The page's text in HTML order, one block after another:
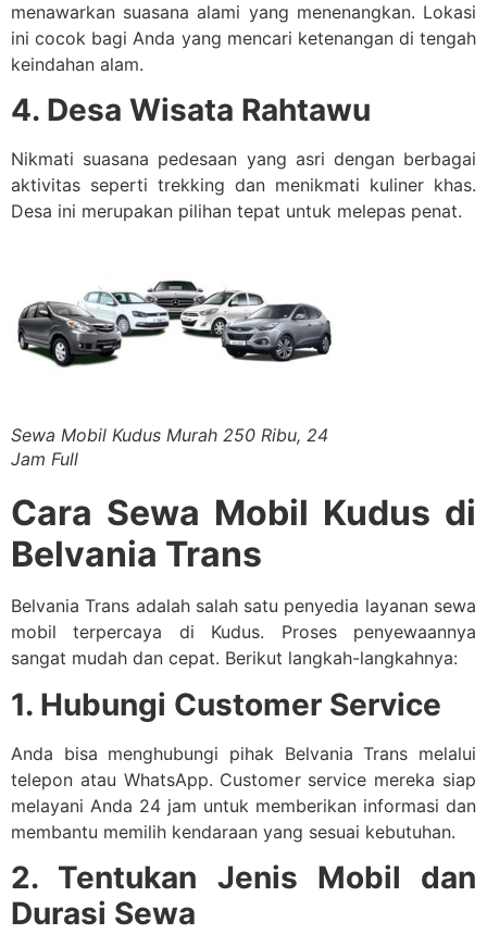
menawarkan suasana alami yang menenangkan. Lokasi
ini cocok bagi Anda yang mencari ketenangan di tengah
keindahan alam.
4. Desa Wisata Rahtawu
Nikmati suasana pedesaan yang asri dengan berbagai
aktivitas seperti trekking dan menikmati kuliner khas.
Desa ini merupakan pilihan tepat untuk melepas penat.
Sewa Mobil Kudus Murah 250 Ribu, 24
Jam Full
Cara Sewa Mobil Kudus di
Belvania Trans
Belvania Trans adalah salah satu penyedia layanan sewa
mobil terpercaya di Kudus. Proses penyewaannya
sangat mudah dan cepat. Berikut langkah-langkahnya:
1. Hubungi Customer Service
Anda bisa menghubungi pihak Belvania Trans melalui
telepon atau WhatsApp. Customer service mereka siap
melayani Anda 24 jam untuk memberikan informasi dan
membantu memilih kendaraan yang sesuai kebutuhan.
2. Tentukan Jenis Mobil dan
Durasi Sewa